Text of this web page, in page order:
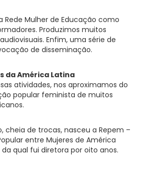
Rede Mulher de Educação como
Produzimos muitos
Enfim, uma série de
de disseminação.
da América Latina
atividades, nos aproximamos do
popular feminista de muitos
cheia de trocas, nasceu a Repem –
entre Mujeres de América
qual fui diretora por oito anos.